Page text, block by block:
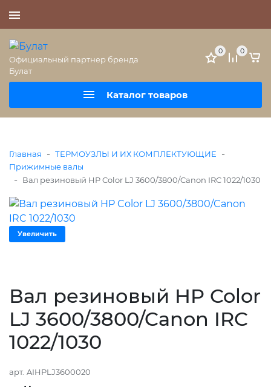
Официальный партнер бренда
Булат
Каталог товаров
0 0
Главная - ТЕРМОУЗЛЫ И ИХ КОМПЛЕКТУЮЩИЕ -
Прижимные валы
- Вал резиновый HP Color LJ 3600/3800/Canon IRC 1022/1030
Увеличить
Вал резиновый HP Color
LJ 3600/3800/Canon IRC
1022/1030
арт. AIHPLJ3600020